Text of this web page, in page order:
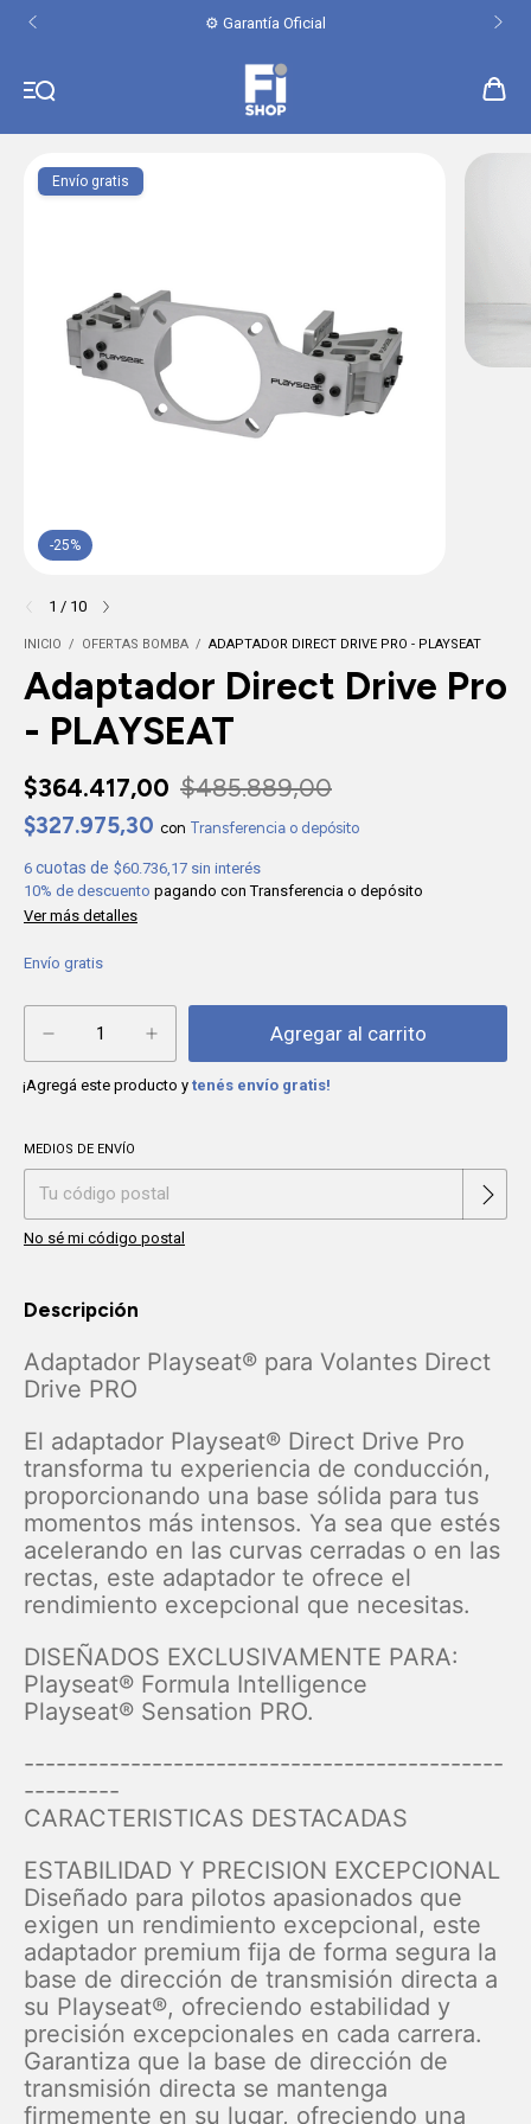
⚙️ Garantía Oficial
-25%
Envío gratis
1 / 10
INICIO / OFERTAS BOMBA / ADAPTADOR DIRECT DRIVE PRO - PLAYSEAT
Adaptador Direct Drive Pro
- PLAYSEAT
$364.417,00 $485.889,00
$327.975,30 con Transferencia o depósito
6 $60.736,17 sin interés
10% de descuento pagando con Transferencia o depósito
Ver más detalles
Envío gratis
¡Agregá este producto y tenés envío gratis!
Entregas para el CP:
MEDIOS DE ENVÍO
No sé mi código postal
Descripción
Adaptador Playseat® para Volantes Direct
Drive PRO
El adaptador Playseat® Direct Drive Pro
transforma tu experiencia de conducción,
proporcionando una base sólida para tus
momentos más intensos. Ya sea que estés
acelerando en las curvas cerradas o en las
rectas, este adaptador te ofrece el
rendimiento excepcional que necesitas.
DISEÑADOS EXCLUSIVAMENTE PARA:
Playseat® Formula Intelligence
Playseat® Sensation PRO.
---------------------------------------------
---------
CARACTERISTICAS DESTACADAS
ESTABILIDAD Y PRECISION EXCEPCIONAL
Diseñado para pilotos apasionados que
exigen un rendimiento excepcional, este
adaptador premium fija de forma segura la
base de dirección de transmisión directa a
su Playseat®, ofreciendo estabilidad y
precisión excepcionales en cada carrera.
Garantiza que la base de dirección de
transmisión directa se mantenga
firmemente en su lugar, ofreciendo una